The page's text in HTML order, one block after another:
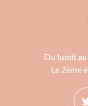
Du lundi
Le 2ème